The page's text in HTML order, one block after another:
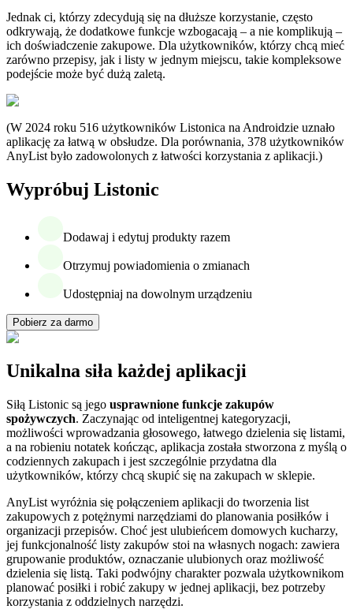
Jednak ci, którzy zdecydują się na dłuższe korzystanie, często
odkrywają, że dodatkowe funkcje wzbogacają – a nie komplikują –
ich doświadczenie zakupowe. Dla użytkowników, którzy chcą mieć
zarówno przepisy, jak i listy w jednym miejscu, takie kompleksowe
podejście może być dużą zaletą.
(W 2024 roku 516 użytkowników Listonica na Androidzie uznało
aplikację za łatwą w obsłudze. Dla porównania, 378 użytkowników
AnyList było zadowolonych z łatwości korzystania z aplikacji.)
Wypróbuj Listonic
Dodawaj i edytuj produkty razem
Otrzymuj powiadomienia o zmianach
Udostępniaj na dowolnym urządzeniu
Pobierz za darmo
Unikalna siła każdej aplikacji
Siłą Listonic są jego usprawnione funkcje zakupów
spożywczych. Zaczynając od inteligentnej kategoryzacji,
możliwości wprowadzania głosowego, łatwego dzielenia się listami,
a na robieniu notatek kończąc, aplikacja została stworzona z myślą o
codziennych zakupach i jest szczególnie przydatna dla
użytkowników, którzy chcą skupić się na zakupach w sklepie.
AnyList wyróżnia się połączeniem aplikacji do tworzenia list
zakupowych z potężnymi narzędziami do planowania posiłków i
organizacji przepisów. Choć jest ulubieńcem domowych kucharzy,
jej funkcjonalność listy zakupów stoi na własnych nogach: zawiera
grupowanie produktów, oznaczanie ulubionych oraz możliwość
dzielenia się listą. Taki podwójny charakter pozwala użytkownikom
planować posiłki i robić zakupy w jednej aplikacji, bez potrzeby
korzystania z oddzielnych narzędzi.